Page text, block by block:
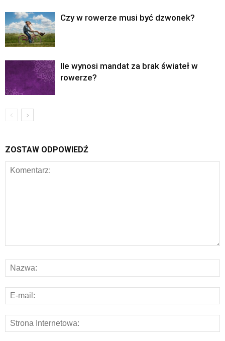
Czy w rowerze musi być dzwonek?
Ile wynosi mandat za brak świateł w
rowerze?
ZOSTAW ODPOWIEDŹ